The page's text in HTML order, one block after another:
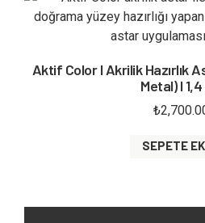
Aktif Color I Akrilik Hazırlık
Metal) I
₺
SEPETE